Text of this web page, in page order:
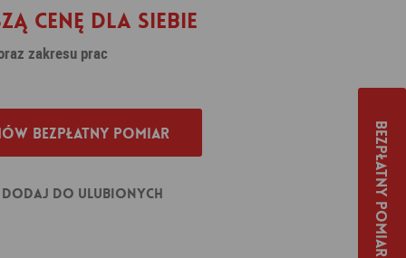
cenę dla siebie
zakresu prac
bezpłatny pomiar
Dodaj do ulubionych Bezpłatny pomiar